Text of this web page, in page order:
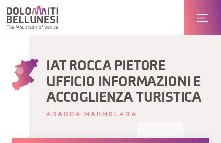
IAT ROCCA PIETORE
UFFICIO INFORMAZIONI E
ACCOGLIENZA TURISTICA
ARABBA MARMOLADA